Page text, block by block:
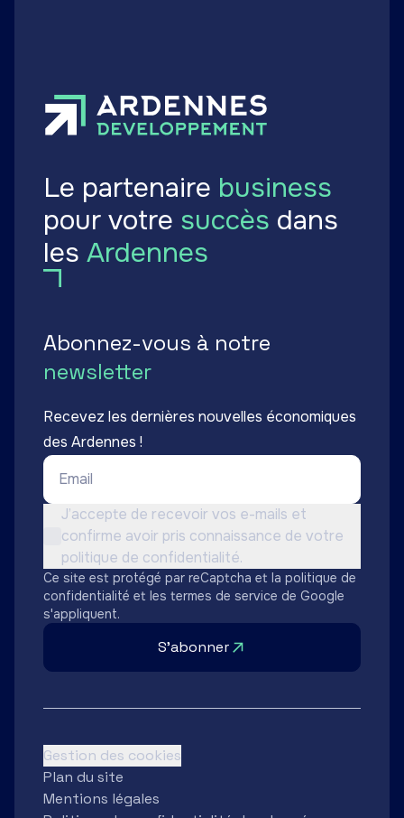
Le partenaire business
pour votre succès dans
les Ardennes
Abonnez-vous à notre
newsletter
Recevez les dernières nouvelles économiques
des Ardennes !
Email *
Conditions d'utilisation *
Non cochée
J’accepte de recevoir vos e-mails et
confirme avoir pris connaissance de votre
politique de confidentialité.
Ce site est protégé par reCaptcha et la politique de
confidentialité et les termes de service de Google
s'appliquent.
S'abonner
Gestion des cookies
Plan du site
Mentions légales